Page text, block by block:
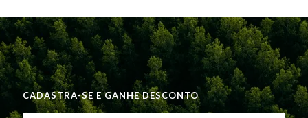
CADASTRA-SE E GANHE DESCONTO